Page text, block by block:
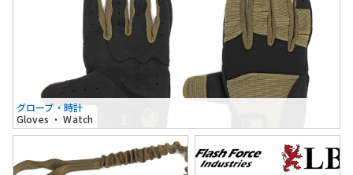
グローブ・時計
Gloves ・ Watch